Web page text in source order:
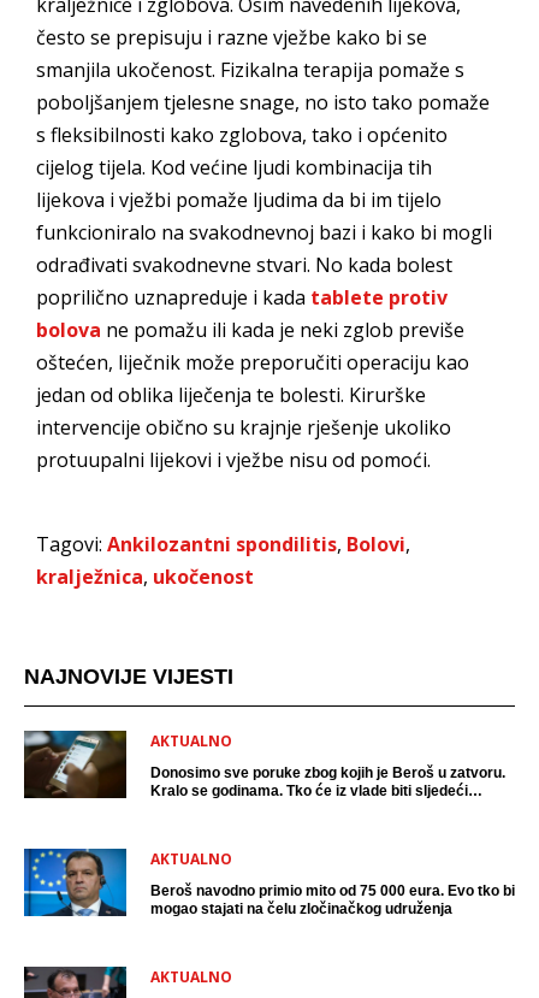
često se prepisuju i razne vježbe kako bi se
smanjila ukočenost. Fizikalna terapija pomaže s
poboljšanjem tjelesne snage, no isto tako pomaže
s fleksibilnosti kako zglobova, tako i općenito
cijelog tijela. Kod većine ljudi kombinacija tih
lijekova i vježbi pomaže ljudima da bi im tijelo
funkcioniralo na svakodnevnoj bazi i kako bi mogli
odrađivati svakodnevne stvari. No kada bolest
poprilično uznapreduje i kada tablete protiv
bolova ne pomažu ili kada je neki zglob previše
oštećen, liječnik može preporučiti operaciju kao
jedan od oblika liječenja te bolesti. Kirurške
intervencije obično su krajnje rješenje ukoliko
protuupalni lijekovi i vježbe nisu od pomoći.
Tagovi: Ankilozantni spondilitis, Bolovi,
kralježnica, ukočenost
NAJNOVIJE VIJESTI
AKTUALNO
Donosimo sve poruke zbog kojih je Beroš u zatvoru.
Kralo se godinama. Tko će iz vlade biti sljedeći
AKTUALNO
Beroš navodno primio mito od 75 000 eura. Evo tko bi
mogao stajati na čelu zločinačkog udruženja
AKTUALNO